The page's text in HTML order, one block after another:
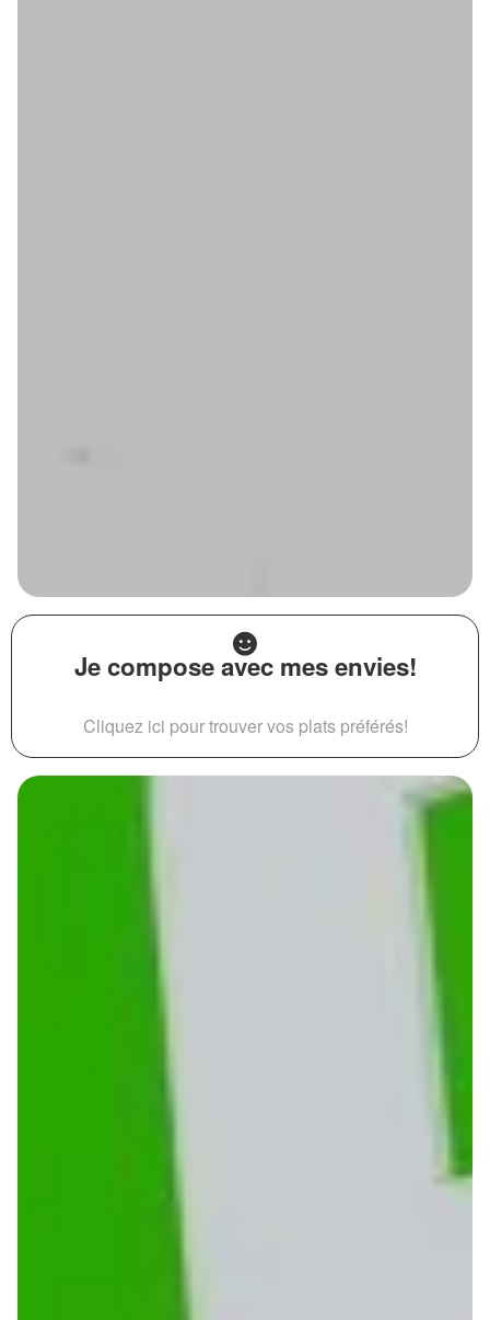
Je compose avec mes envies!
Cliquez ici pour trouver vos plats préférés!